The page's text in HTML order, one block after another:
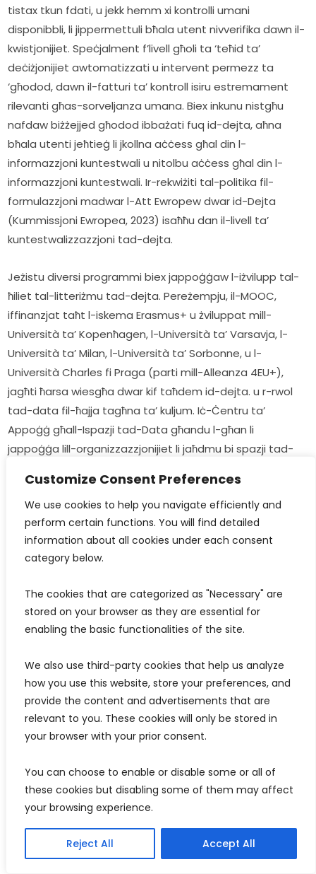
Customize Consent Preferences
We use cookies to help you navigate efficiently and
perform certain functions. You will find detailed
information about all cookies under each consent
category below.
The cookies that are categorized as "Necessary" are
stored on your browser as they are essential for
enabling the basic functionalities of the site.
We also use third-party cookies that help us analyze
how you use this website, store your preferences, and
provide the content and advertisements that are
relevant to you. These cookies will only be stored in
your browser with your prior consent.
You can choose to enable or disable some or all of
these cookies but disabling some of them may affect
your browsing experience.
Reject All Accept All
tistax tkun fdati, u jekk hemm xi kontrolli umani
disponibbli, li jippermettuli bħala utent nivverifika dawn il-
kwistjonijiet. Speċjalment f’livell għoli ta ‘teħid ta’
deċiżjonijiet awtomatizzati u intervent permezz ta
‘għodod, dawn il-fatturi ta’ kontroll isiru estremament
rilevanti għas-sorveljanza umana. Biex inkunu nistgħu
nafdaw biżżejjed għodod ibbażati fuq id-dejta, aħna
bħala utenti jeħtieġ li jkollna aċċess għal din l-
informazzjoni kuntestwali u nitolbu aċċess għal din l-
informazzjoni kuntestwali. Ir-rekwiżiti tal-politika fil-
formulazzjoni madwar l-Att Ewropew dwar id-Dejta
(Kummissjoni Ewropea, 2023) isaħħu dan il-livell ta’
kuntestwalizzazzjoni tad-dejta.
Jeżistu diversi programmi biex jappoġġaw l-iżvilupp tal-
ħiliet tal-litteriżmu tad-dejta. Pereżempju, il-MOOC,
iffinanzjat taħt l-iskema Erasmus+ u żviluppat mill-
Università ta’ Kopenħagen, l-Università ta’ Varsavja, l-
Università ta’ Milan, l-Università ta’ Sorbonne, u l-
Università Charles fi Praga (parti mill-Alleanza 4EU+),
jagħti ħarsa wiesgħa dwar kif taħdem id-dejta. u r-rwol
tad-data fil-ħajja tagħna ta’ kuljum. Iċ-Ċentru ta’
Appoġġ għall-Ispazji tad-Data għandu l-għan li
jappoġġa lill-organizzazzjonijiet li jaħdmu bi spazji tad-
2. Għarfien u fehim profond tal-kamp ta’
applikazzjoni ta’ għodod ibbażati fuq id-dejta /
ħidma ma’ għodod tad-dejta
għodod ibbażati fuq id-dejta billi taħdem b’mod
estensiv magħhom. Dan jippermettilna bħala utenti
nifhmu l-limitazzjonijiet tal-għodod, il-possibbiltajiet tal-
għodod u wkoll nivvalutaw il-validità tal-
interpretazzjonijiet ibbażati fuq id-dejta –
irrispettivament minn jekk ikunux magħmula mill-
bniedem jew awtomatizzati. Jekk tkun aktar konxju ta’
x’tista’ tagħmel u ma tistax tagħmel l-għodda,
azzjonabbli, li jwassal għal interventi aċċettabbli. Bħala
utent, huwa wkoll imperattiv li tikkunsidra l-għodod
ibbażati fuq id-dejta bħala waħda biss minn sorsi multipli
tad-dejta, u tikkontrolla kwalunkwe riżultat ta’ dawn l-
għodod ma’ dejta oħra aktar kwalitattiva.